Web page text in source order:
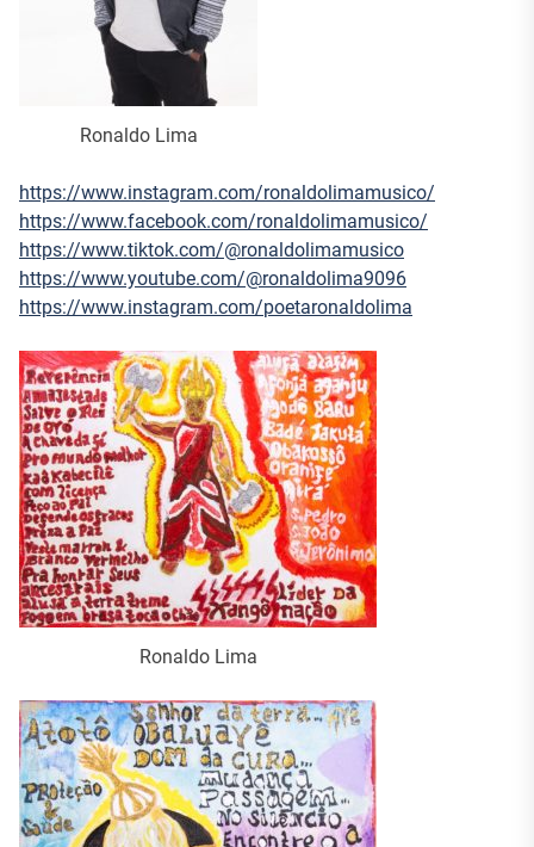
Ronaldo Lima
https://www.instagram.com/ronaldolimamusico/
https://www.facebook.com/ronaldolimamusico/
https://www.tiktok.com/@ronaldolimamusico
https://www.youtube.com/@ronaldolima9096
https://www.instagram.com/poetaronaldolima
Ronaldo Lima